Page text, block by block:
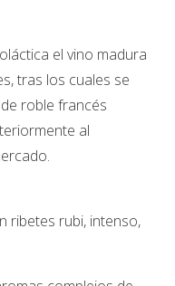
el vino madura
tras los cuales se
roble francés
al
ribetes rubi, intenso,